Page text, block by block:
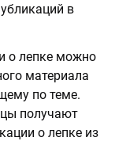
в
о лепке можно
материала
по теме.
получают
о лепке из